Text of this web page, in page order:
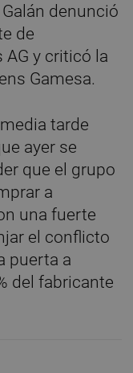
denunció
de
AG y criticó la
Gamesa.
tarde
ayer se
que el grupo
a
una fuerte
el conflicto
puerta a
del fabricante